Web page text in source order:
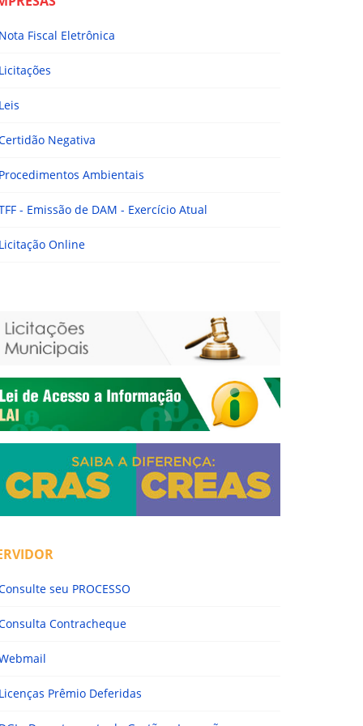
Fiscal Eletrônica
Negativa
Ambientais
- Emissão de DAM - Exercício Atual
Online
seu PROCESSO
Contracheque
Prêmio Deferidas